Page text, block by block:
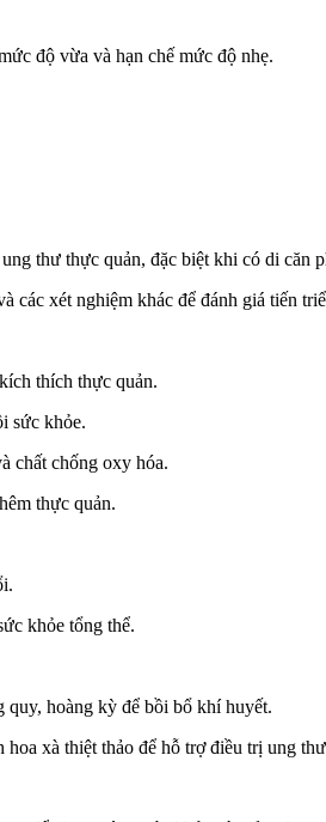
độ vừa và hạn chế mức độ nhẹ.
thư thực quản, đặc biệt khi có di căn
các xét nghiệm khác để đánh giá tiến
thích thực quản.
sức khỏe.
chất chống oxy hóa.
thực quản.
khỏe tổng thể.
quy, hoàng kỳ để bồi bổ khí huyết.
xà thiệt thảo để hỗ trợ điều trị ung